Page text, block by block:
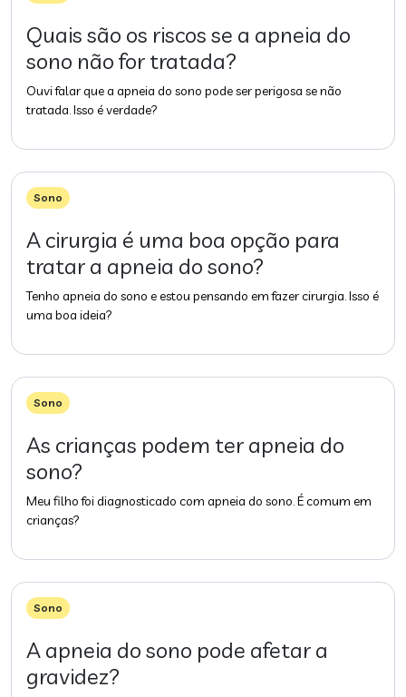
Quais são os riscos se a apneia do
sono não for tratada?
Ouvi falar que a apneia do sono pode ser perigosa se não
tratada. Isso é verdade?
Sono
A cirurgia é uma boa opção para
tratar a apneia do sono?
Tenho apneia do sono e estou pensando em fazer cirurgia. Isso é
uma boa ideia?
Sono
As crianças podem ter apneia do
sono?
Meu filho foi diagnosticado com apneia do sono. É comum em
crianças?
Sono
A apneia do sono pode afetar a
gravidez?